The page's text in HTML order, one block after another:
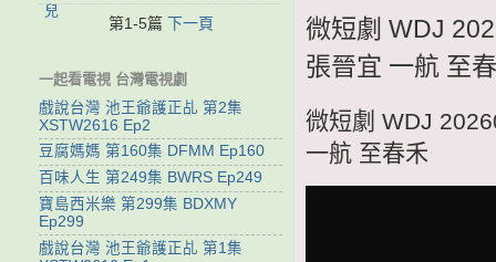
微短劇 WDJ
張晉宜 一航 至
微短劇 WDJ
一航 至春禾
兒
第1-5篇 下一頁
一起看電視 台灣電視劇
戲說台灣 池王爺護正乩 第2集
XSTW2616 Ep2
豆腐媽媽 第160集 DFMM Ep160
百味人生 第249集 BWRS Ep249
寶島西米樂 第299集 BDXMY
Ep299
戲說台灣 池王爺護正乩 第1集